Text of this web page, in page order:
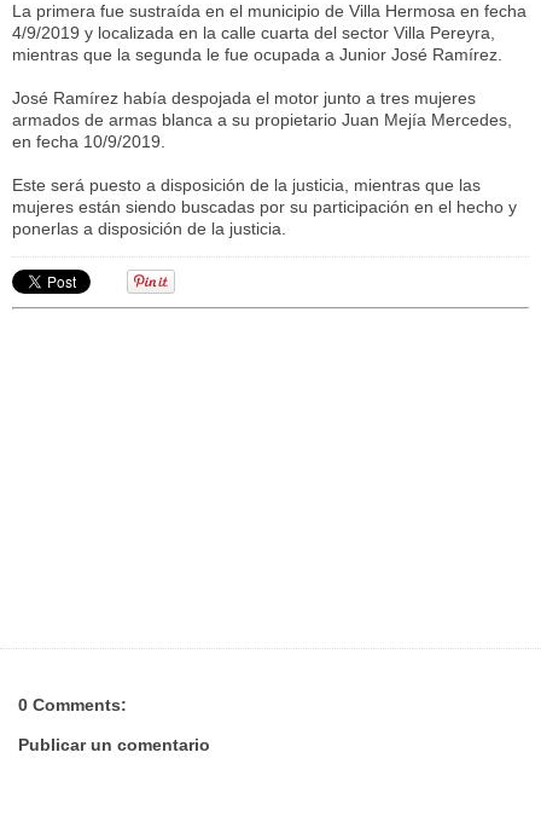
La primera fue sustraída en el municipio de Villa Hermosa en fecha
4/9/2019 y localizada en la calle cuarta del sector Villa Pereyra,
mientras que la segunda le fue ocupada a Junior José Ramírez.
José Ramírez había despojada el motor junto a tres mujeres
armados de armas blanca a su propietario Juan Mejía Mercedes,
en fecha 10/9/2019.
Este será puesto a disposición de la justicia, mientras que las
mujeres están siendo buscadas por su participación en el hecho y
ponerlas a disposición de la justicia.
0 Comments:
Publicar un comentario